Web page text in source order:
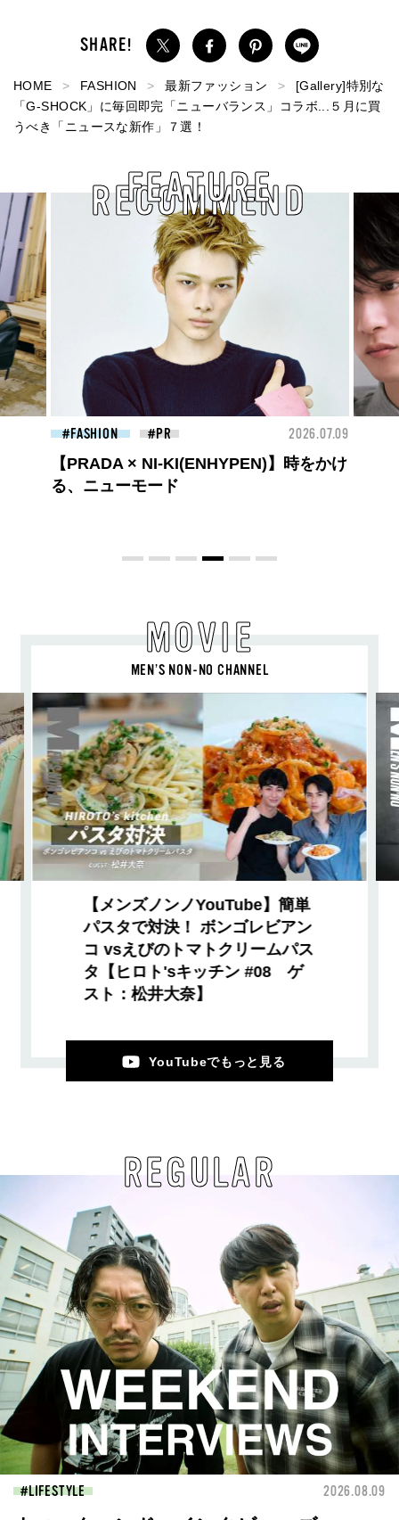
HOME FASHION 最新ファッション
[Gallery]特別な
「G-SHOCK」に毎回即完「ニューバランス」コラボ...５月に買
うべき「ニュースな新作」７選！
RECOMMEND
FEATURE
FASHION 2026.07.09
高橋璃央と、ジュエッテの出会い。夏の
定番、ピンクゴールドが印象的
MOVIE
MEN’S NON-NO CHANNEL
【メンズノンノYouTube】簡単
パスタで対決！ ボンゴレビアン
コ vsえびのトマトクリームパス
タ【ヒロト'sキッチン #08 ゲ
スト：松井大奈】
YouTubeでもっと見る
REGULAR
LIFESTYLE 2026.08.09